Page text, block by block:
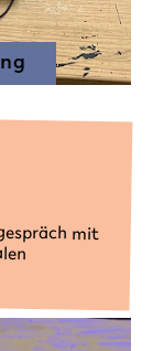
mit
lokalen